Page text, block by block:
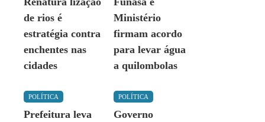
de rios é
estratégia contra
enchentes nas
cidades
Ministério
firmam acordo
para levar água
a quilombolas
POLÍTICA
Prefeitura leva
POLÍTICA
Governo